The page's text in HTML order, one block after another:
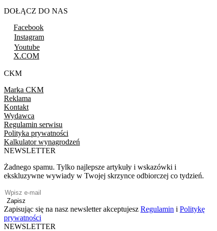
DOŁĄCZ DO NAS
Facebook
Instagram
Youtube
X.COM
CKM
Marka CKM
Reklama
Kontakt
Wydawca
Regulamin serwisu
Polityka prywatności
Kalkulator wynagrodzeń
NEWSLETTER
Żadnego spamu. Tylko najlepsze artykuły i wskazówki i
ekskluzywne wywiady w Twojej skrzynce odbiorczej co tydzień.
Zapisz
Zapisując się na nasz newsletter akceptujesz Regulamin i Politykę
prywatności
NEWSLETTER